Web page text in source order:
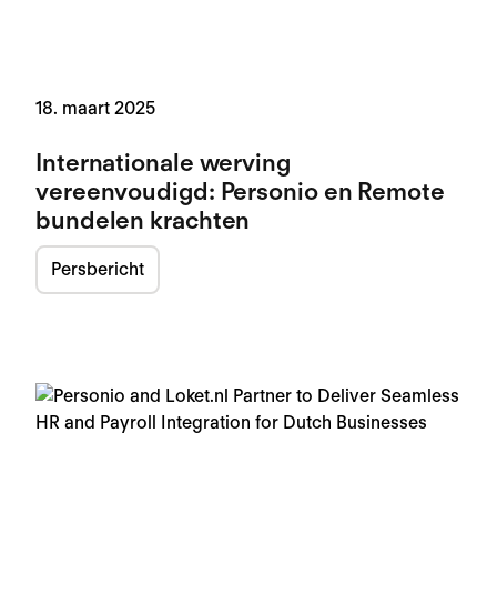
18. maart 2025
Internationale werving
vereenvoudigd: Personio en Remote
bundelen krachten
Persbericht